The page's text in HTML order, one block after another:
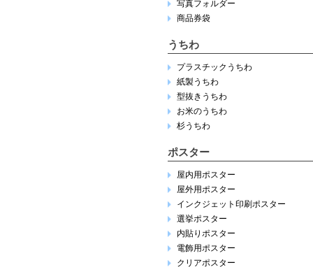
写真フォルダー
商品券袋
うちわ
プラスチックうちわ
紙製うちわ
型抜きうちわ
お米のうちわ
杉うちわ
ポスター
屋内用ポスター
屋外用ポスター
インクジェット印刷ポスター
選挙ポスター
内貼りポスター
電飾用ポスター
クリアポスター